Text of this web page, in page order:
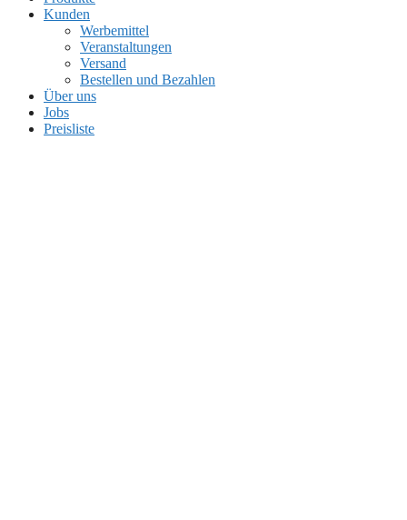
Kunden
Werbemittel
Veranstaltungen
Versand
Bestellen und Bezahlen
Über uns
Jobs
Preisliste